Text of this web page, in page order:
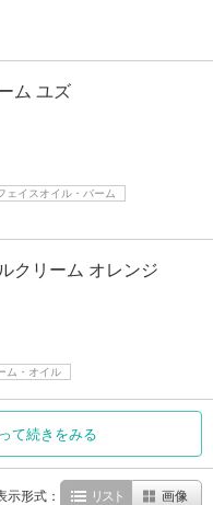
ム ユズ
ェイスオイル・バーム
クリーム オレンジ
ム・オイル
て続きをみる
示形式： リスト 画像